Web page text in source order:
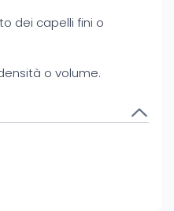
dei capelli fini o
o volume.